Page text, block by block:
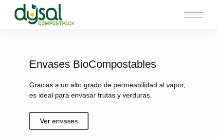
Envases BioCompostables
Gracias a un alto grado de permeabilidad al vapor,
es ideal para envasar frutas y verduras.
Ver envases